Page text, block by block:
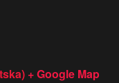
+ Google Map